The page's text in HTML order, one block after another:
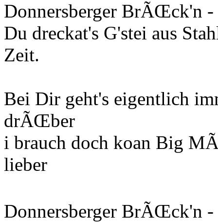
Donnersberger BrÃŒck'n -
Du dreckat's G'stei aus
Zeit.
Bei Dir geht's eigentlich
drÃŒber
i brauch doch koan Big
lieber
Donnersberger BrÃŒck'n -